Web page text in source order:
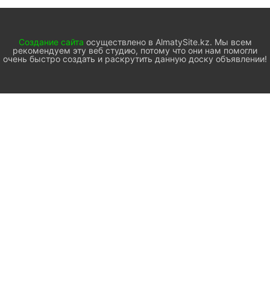
Создание сайта осуществлено в AlmatySite.kz. Мы всем
рекомендуем эту веб студию, потому что они нам помогли
очень быстро создать и раскрутить данную доску объявлении!